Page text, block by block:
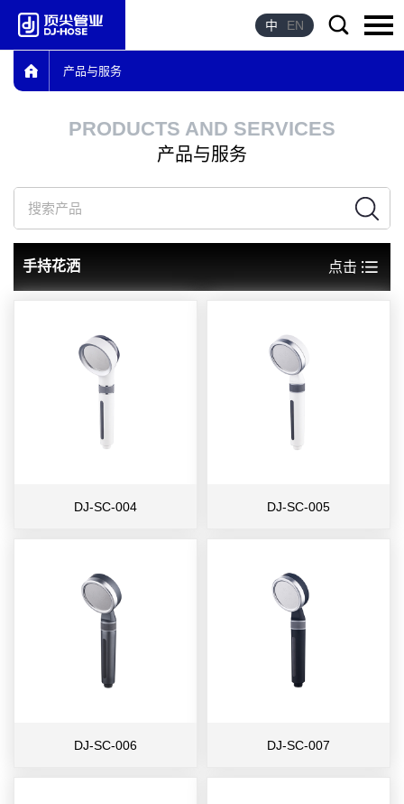
语言： English
产品与服务
企业荣誉
联系我们
中 EN
产品与服务
PRODUCTS AND SERVICES
产品与服务
手持花洒 点击
DJ-SC-004 DJ-SC-005
DJ-SC-006 DJ-SC-007